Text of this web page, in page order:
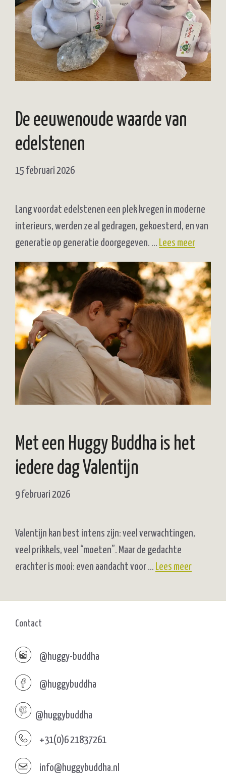
De eeuwenoude waarde van
edelstenen
15 februari 2026
Lang voordat edelstenen een plek kregen in moderne
interieurs, werden ze al gedragen, gekoesterd, en van
generatie op generatie doorgegeven. … Lees meer
Met een Huggy Buddha is het
iedere dag Valentijn
9 februari 2026
Valentijn kan best intens zijn: veel verwachtingen,
veel prikkels, veel “moeten”. Maar de gedachte
erachter is mooi: even aandacht voor … Lees meer
Contact
@huggy-buddha
@huggybuddha
@huggybuddha
+31(0)6 21837261
info@huggybuddha.nl